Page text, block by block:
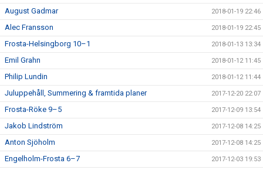
August Gadmar 2018-01-19 22:46
Alec Fransson 2018-01-19 22:45
Frosta-Helsingborg 10–1 2018-01-13 13:34
Emil Grahn 2018-01-12 11:45
Philip Lundin 2018-01-12 11:44
Juluppehåll, Summering & framtida planer 2017-12-20 22:07
Frosta-Röke 9–5 2017-12-09 13:54
Jakob Lindström 2017-12-08 14:25
Anton Sjöholm 2017-12-08 14:25
Engelholm-Frosta 6–7 2017-12-03 19:53